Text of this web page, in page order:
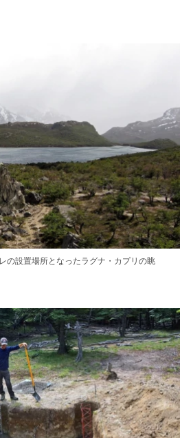
の設置場所となったラグナ・カプリの眺